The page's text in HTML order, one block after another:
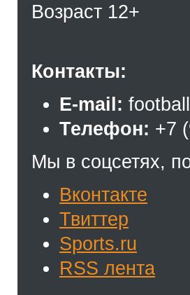
Возраст 12+
Контакты:
E-mail:
Телефон: +7
Мы в соцсетях,
Вконтакте
Твиттер
Sports.ru
RSS лента